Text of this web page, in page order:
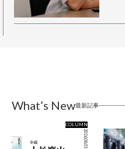
What’s New最新記事
COLUMN
2026.08.05